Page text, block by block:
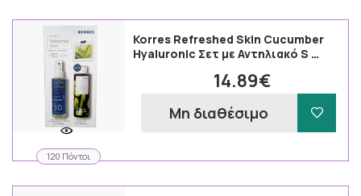
120 Πόντοι
Korres Refreshed Skin Cucumber
Hyaluronic Σετ με Αντηλιακό S …
14.89€
Μη διαθέσιμο